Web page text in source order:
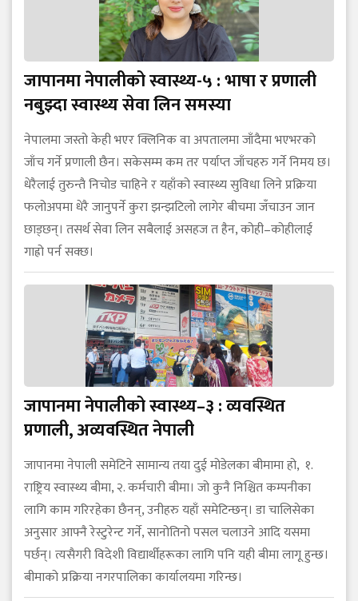
जापानमा नेपालीको स्वास्थ्य-५ : भाषा र प्रणाली
नबुझ्दा स्वास्थ्य सेवा लिन समस्या
नेपालमा जस्तो केही भएर क्लिनिक वा अपतालमा जाँदैमा भएभरको
जाँच गर्ने प्रणाली छैन। सकेसम्म कम तर पर्याप्त जाँचहरु गर्ने निमय छ।
धेरैलाई तुरुन्तै निचोड चाहिने र यहाँको स्वास्थ्य सुविधा लिने प्रक्रिया
फलोअपमा धेरै जानुपर्ने कुरा झन्झटिलो लागेर बीचमा जँचाउन जान
छाड्छन्। तसर्थ सेवा लिन सबैलाई असहज त हैन, कोही–कोहीलाई
गाह्रो पर्न सक्छ।
जापानमा नेपालीको स्वास्थ्य–३ : व्यवस्थित
प्रणाली, अव्यवस्थित नेपाली
जापानमा नेपाली समेटिने सामान्य तया दुई मोडेलका बीमामा हो, १.
राष्ट्रिय स्वास्थ्य बीमा, २. कर्मचारी बीमा। जो कुनै निश्चित कम्पनीका
लागि काम गरिरहेका छैनन्, उनीहरु यहाँ समेटिन्छन्। डा चालिसेका
अनुसार आफ्नै रेस्टुरेन्ट गर्ने, सानोतिनो पसल चलाउने आदि यसमा
पर्छन्। त्यसैगरी विदेशी विद्यार्थीहरूका लागि पनि यही बीमा लागू हुन्छ।
बीमाको प्रक्रिया नगरपालिका कार्यालयमा गरिन्छ।